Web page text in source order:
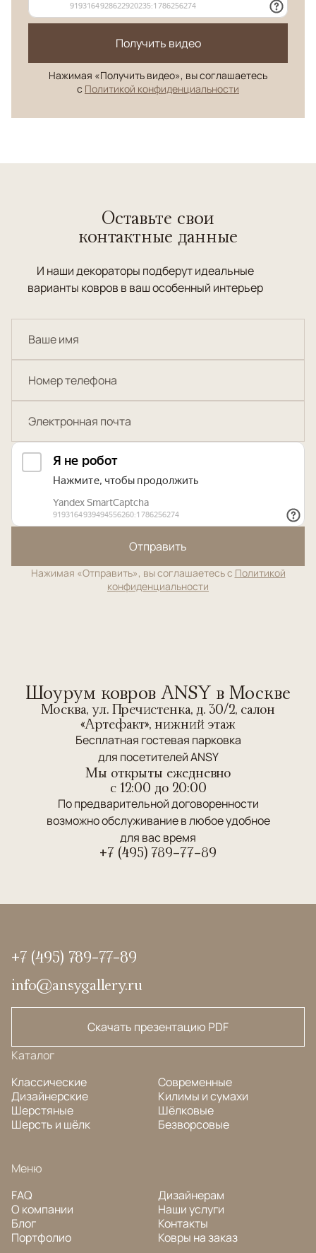
Получить видео
Нажимая «Получить видео», вы соглашаетесь
с Политикой конфиденциальности
Оставьте свои
контактные данные
И наши декораторы подберут идеальные
варианты ковров в ваш особенный интерьер
Отправить
Нажимая «Отправить», вы соглашаетесь с Политикой
конфиденциальности
Шоурум ковров ANSY в Москве
Москва, ул. Пречистенка, д. 30/2, салон
«Артефакт», нижний этаж
Бесплатная гостевая парковка
для посетителей ANSY
Мы открыты ежедневно
c 12:00 до 20:00
По предварительной договоренности
возможно обслуживание в любое удобное
для вас время
+7 (495) 789-77-89
+7 (495) 789-77-89
info@ansygallery.ru
Скачать презентацию PDF
Каталог
Классические
Дизайнерские
Шерстяные
Шерсть и шёлк
Современные
Килимы и сумахи
Шёлковые
Безворсовые
Меню
FAQ
О компании
Блог
Портфолио
Дизайнерам
Наши услуги
Контакты
Ковры на заказ